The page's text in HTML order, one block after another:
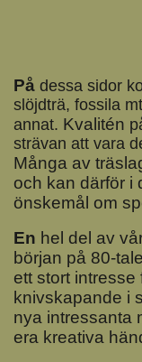
På dessa sidor
slöjdträ, fossila
annat. Kvalitén
strävan att vara
Många av
och kan därför i
önskemål om
En hel del av
början på 80-
ett stort
knivskapande i
nya intressanta
era kreativa